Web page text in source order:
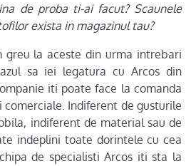
de proba ti-ai facut? Scaunele
exista in magazinul tau?
greu la aceste din urma intrebari
sa iei legatura cu Arcos din
iti poate face la comanda
Indiferent de gusturile
indiferent de material sau de
indeplini toate dorintele cu cea
de specialisti Arcos iti sta la